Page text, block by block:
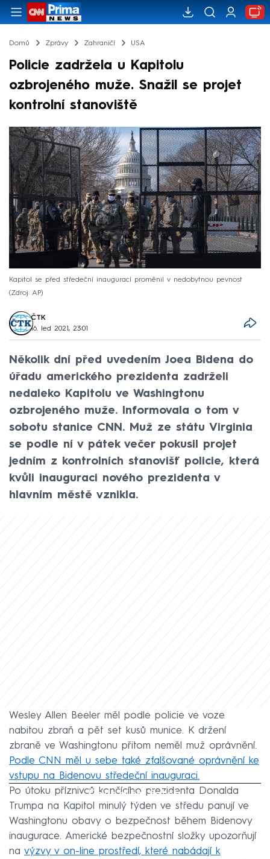
Domů Zprávy Zahraničí USA
Policie zadržela u Kapitolu
ozbrojeného muže. Snažil se projet
kontrolní stanoviště
Kapitol se před středeční inaugurací proměnil v nedobytnou pevnost
Zdroj: AP
ČTK
16. led 2021, 23:01
Několik dní před uvedením Joea Bidena do
úřadu amerického prezidenta zadrželi
nedaleko Kapitolu ve Washingtonu
ozbrojeného muže. Informovala o tom v
sobotu stanice CNN. Muž ze státu Virginia
se podle ní v pátek večer pokusil projet
jedním z kontrolních stanovišť policie, která
kvůli inauguraci nového prezidenta v
hlavním městě vznikla.
Wesley Allen Beeler měl podle policie ve voze
nabitou zbraň a pět set kusů munice. K držení
zbraně ve Washingtonu přitom neměl muž oprávnění.
Podle CNN měl u sebe také zfalšované oprávnění ke
vstupu na Bidenovu středeční inauguraci.
Failed to fetch
Po útoku příznivců končícího prezidenta Donalda
Trumpa na Kapitol minulý týden ve středu panují ve
Washingtonu obavy o bezpečnost během Bidenovy
inaugurace. Americké bezpečnostní složky upozorňují
na výzvy v on-line prostředí, které nabádají k